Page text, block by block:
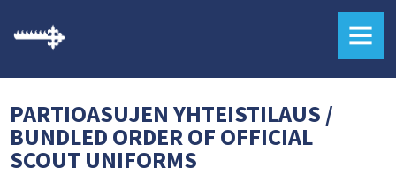
MENU
PARTIOASUJEN YHTEISTILAUS /
BUNDLED ORDER OF OFFICIAL
SCOUT UNIFORMS